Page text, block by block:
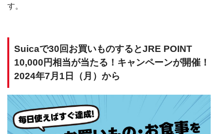
す。
Suicaで30回お買いものするとJRE POINT
10,000円相当が当たる！キャンペーンが開催！
2024年7月1日（月）から